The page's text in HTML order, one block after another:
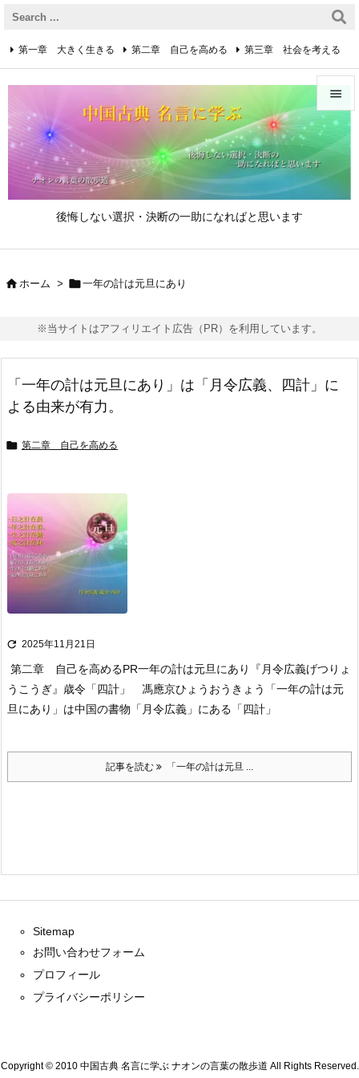
後悔しない選択・決断の一助になればと思います


メニュ

第一章 大きく生きる 第二章 自己を高める 第三章 社会を考える
第四章 着実に生きる 第五章 逆境を乗り越えるための心得
第六章 成功の心得 第七章 人と接するための心得
第八章 リーダーの心得
 ホーム > 一年の計は元旦にあり
※当サイトはアフィリエイト広告（PR）を利用しています。
「一年の計は元旦にあり」は「月令広義、四計」に
よる由来が有力。
 第二章 自己を高める
 2025年11月21日
第二章 自己を高めるPR一年の計は元旦にあり
『月令広義げつりょ
うこうぎ』歳令「四計」 馮應京ひょうおうきょう
「一年の計は元
旦にあり」は中国の書物「月令広義」にある「四計」
記事を読む 「一年の計は元旦 ...
Sitemap
お問い合わせフォーム
プロフィール
プライバシーポリシー
Copyright © 2010 中国古典 名言に学ぶ ナオンの言葉の散歩道 All Rights Reserved.